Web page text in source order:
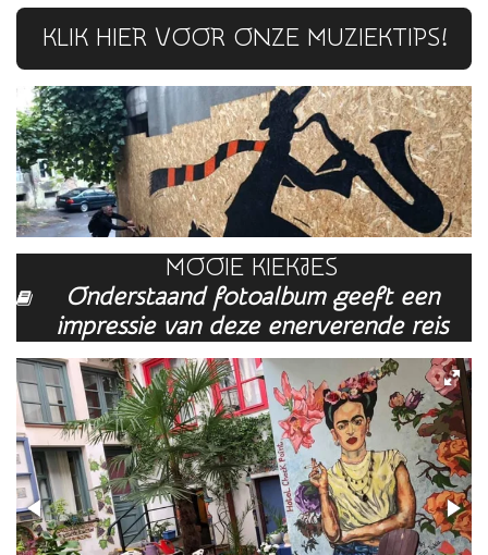
KLIK HIER VOOR ONZE MUZIEKTIPS!
MOOIE KIEKJES
Onderstaand fotoalbum geeft een
impressie van deze enerverende reis